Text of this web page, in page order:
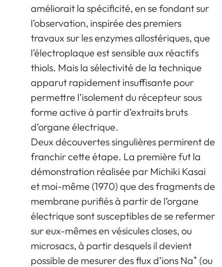
améliorait la spécificité, en se fondant sur
l’observation, inspirée des premiers
travaux sur les enzymes allostériques, que
l’électroplaque est sensible aux réactifs
thiols. Mais la sélectivité de la technique
apparut rapidement insuffisante pour
permettre l’isolement du récepteur sous
forme active à partir d’extraits bruts
d’organe électrique.
Deux découvertes singulières permirent de
franchir cette étape. La première fut la
démonstration réalisée par Michiki Kasai
et moi-même (1970) que des fragments de
membrane purifiés à partir de l’organe
électrique sont susceptibles de se refermer
sur eux-mêmes en vésicules closes, ou
microsacs, à partir desquels il devient
possible de mesurer des flux d’ions Na+ (ou